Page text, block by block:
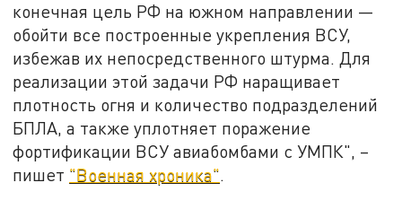
конечная цель РФ на южном направлении —
обойти все построенные укрепления ВСУ,
избежав их непосредственного штурма. Для
реализации этой задачи РФ наращивает
плотность огня и количество подразделений
БПЛА, а также уплотняет поражение
фортификации ВСУ авиабомбами с УМПК", –
пишет "Военная хроника".